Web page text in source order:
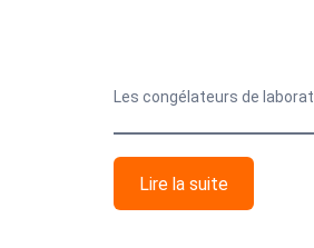
Les congélateurs de
Lire la suite